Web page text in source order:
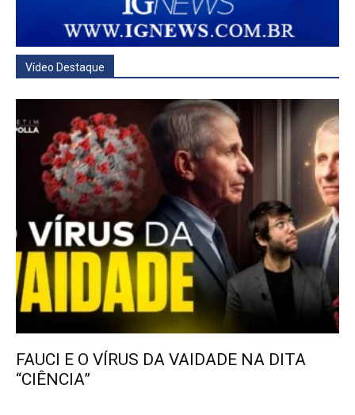
Vídeo Destaque
FAUCI E O VÍRUS DA VAIDADE NA DITA
“CIÊNCIA”